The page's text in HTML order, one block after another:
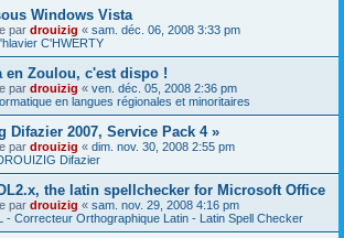
Windows Vista
par drouizig « sam. déc. 06, 2008 3:33 pm
C'HWERTY
en Zoulou, c'est dispo !
par drouizig « ven. déc. 05, 2008 2:36 pm
en langues régionales et minoritaires
Difazier 2007, Service Pack 4 »
par drouizig « dim. nov. 30, 2008 2:55 pm
Difazier
the latin spellchecker for Microsoft Office
par drouizig « sam. nov. 29, 2008 4:16 pm
- Correcteur Orthographique Latin - Latin Spell Checker